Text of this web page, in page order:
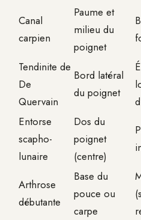
Canal
carpien
Paume et
milieu du
poignet
Tendinite de
De
Quervain
Bord latéral
du poignet
Entorse
scapho-
lunaire
Dos du
poignet
(centre)
Arthrose
débutante
Base du
pouce ou
carpe